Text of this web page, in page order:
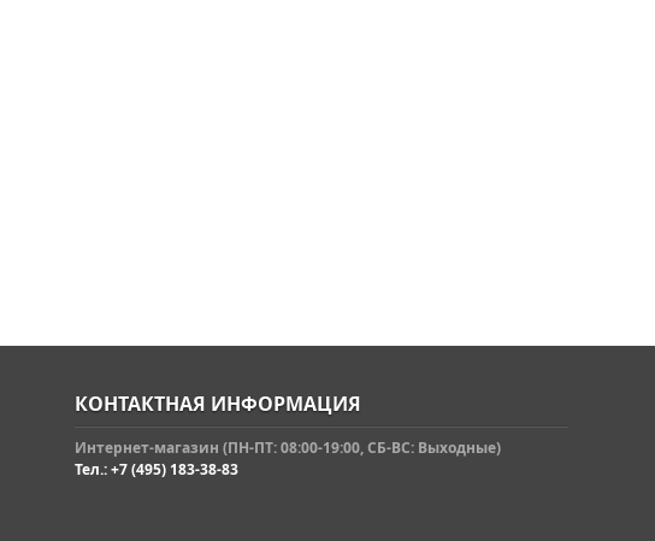
КОНТАКТНАЯ ИНФОРМАЦИЯ
Интернет-магазин (ПН-ПТ: 08:00-19:00, СБ-ВС: Выходные)
Тел.: +7 (495) 183-38-83